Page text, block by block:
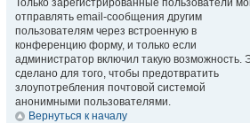
Только зарегистрированные пользователи
отправлять email-сообщения другим
пользователям через встроенную в
конференцию форму, и только если
администратор включил такую возможность.
сделано для того, чтобы предотвратить
злоупотребления почтовой системой
анонимными пользователями.
Вернуться к началу